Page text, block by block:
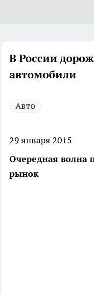
В России
автомобили
Авто
29 января 2015
Очередная волна
рынок